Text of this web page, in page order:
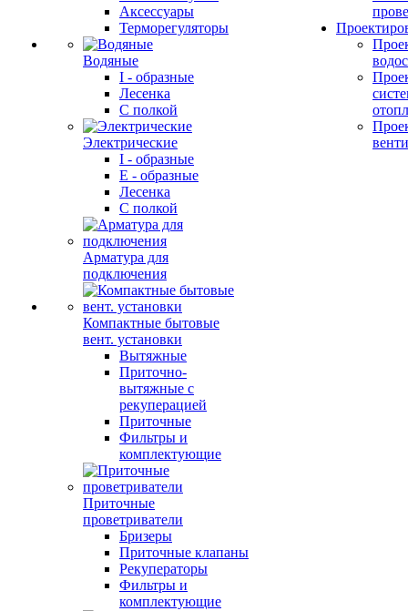
Аксессуары
Терморегуляторы
Водяные
I - образные
Лесенка
С полкой
Электрические
I - образные
E - образные
Лесенка
С полкой
Арматура для
подключения
Компактные бытовые
вент. установки
Вытяжные
Приточно-
вытяжные с
рекуперацией
Приточные
Фильтры и
комплектующие
Приточные
проветриватели
Бризеры
Приточные клапаны
Рекуператоры
Фильтры и
комплектующие